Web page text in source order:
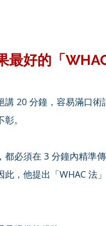
最好的「
20 分鐘，容易滿口術
。
必須在 3 分鐘內精準
，他提出「WHAC 法